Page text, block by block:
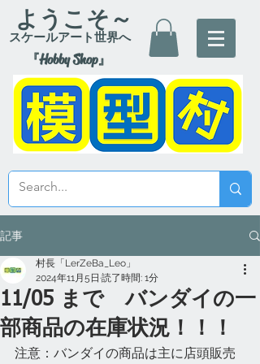
ようこそ～
スケールアート世界へ
『Hobby Shop』
記事
11/05 まで バンダイの一
部商品の在庫状況！！！
村長「LerZeBa_Leo」
2024年11月5日 読了時間: 1分
注意：バンダイの商品は主に店頭販売